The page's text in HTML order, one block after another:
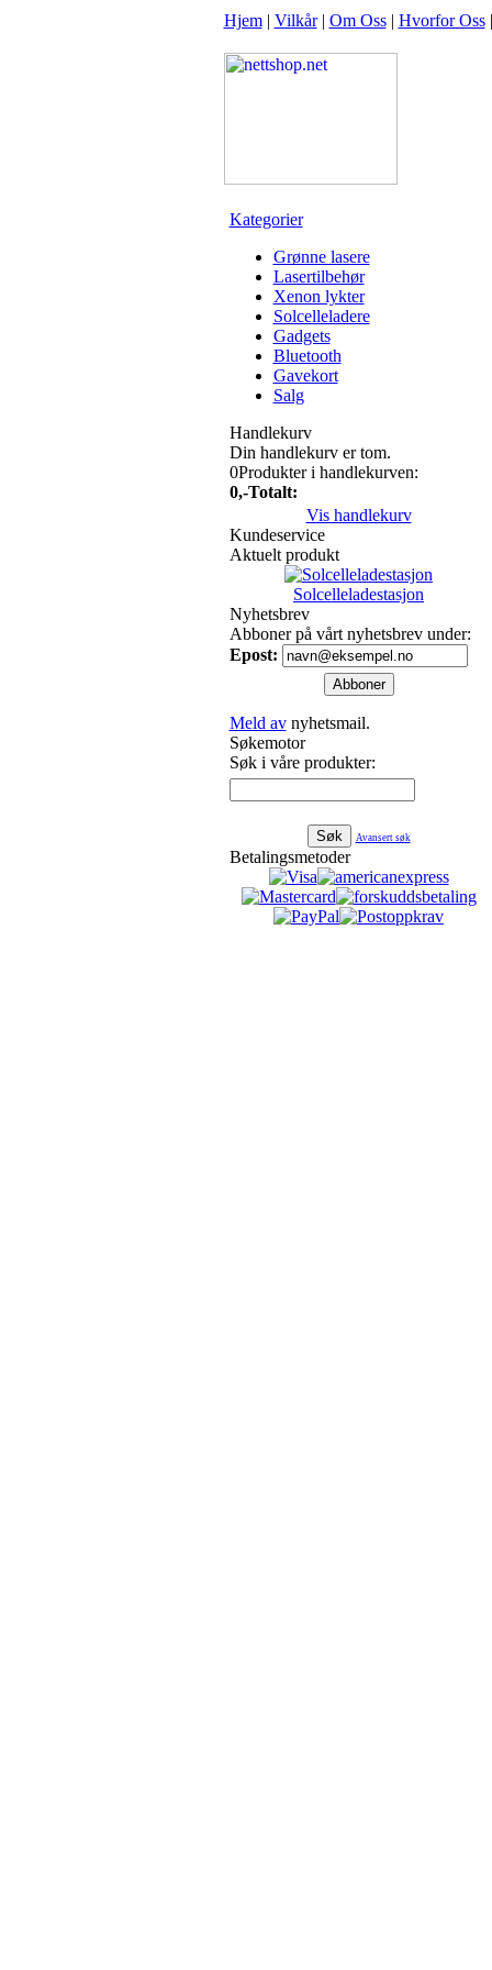
Hjem| Vilkår | Om Oss | Hvorfor Oss |
Kategorier
Grønne lasere
Lasertilbehør
Xenon lykter
Solcelleladere
Gadgets
Bluetooth
Gavekort
Salg
Handlekurv
Din handlekurv er tom.
0Produkter i handlekurven:
0,-Totalt:
Vis handlekurv
Kundeservice
Aktuelt produkt
Solcelleladestasjon
Nyhetsbrev
Abboner på vårt nyhetsbrev under:
Epost:
Meld avnyhetsmail.
Søkemotor
Søk i våre produkter:
Avansert søk
Betalingsmetoder